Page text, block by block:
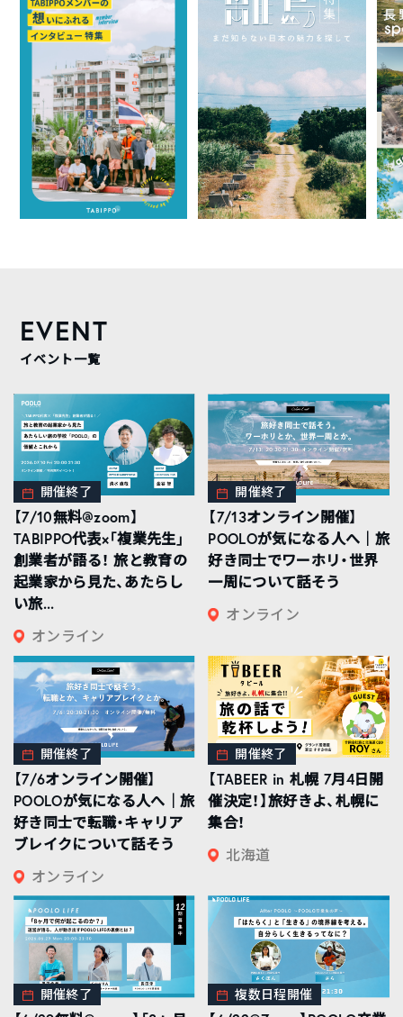
EVENT
イベント一覧
開催終了
【7/10無料@zoom】
TABIPPO代表×「複業先生」
創業者が語る！ 旅と教育の
起業家から見た、あたらし
い旅...
オンライン
開催終了
【7/13オンライン開催】
POOLOが気になる人へ｜旅
好き同士でワーホリ・世界
一周について話そう
オンライン
開催終了
【7/6オンライン開催】
POOLOが気になる人へ｜旅
好き同士で転職・キャリア
ブレイクについて話そう
オンライン
開催終了
【TABEER in 札幌 7月4日開
催決定！】旅好きよ、札幌に
集合！
北海道
開催終了 複数日程開催